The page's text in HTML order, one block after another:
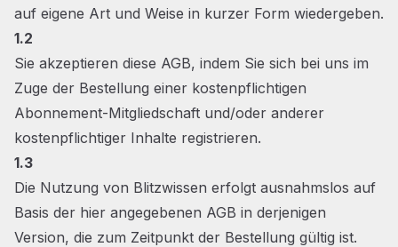
auf eigene Art und Weise in kurzer Form wiedergeben.
1.2
Sie akzeptieren diese AGB, indem Sie sich bei uns im
Zuge der Bestellung einer kostenpflichtigen
Abonnement-Mitgliedschaft und/oder anderer
kostenpflichtiger Inhalte registrieren.
1.3
Die Nutzung von Blitzwissen erfolgt ausnahmslos auf
Basis der hier angegebenen AGB in derjenigen
Version, die zum Zeitpunkt der Bestellung gültig ist.